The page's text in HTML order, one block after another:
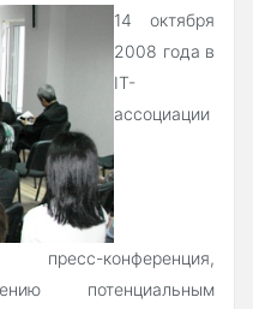
14 октября
2008 года в
IT-
ассоциации
пресс-конференция,
потенциальным